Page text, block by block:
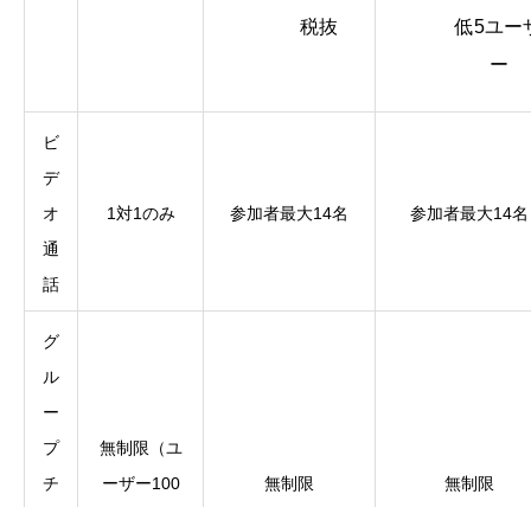
税抜
低5ユー
ー
ビ
デ
オ
通
話
1対1のみ 参加者最大14名 参加者最大14名
グ
ル
ー
プ
チ
無制限（ユ
ーザー100
無制限 無制限